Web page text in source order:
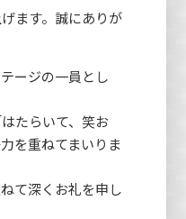
ます。誠にありが
ージの一員とし
たらいて、笑お
を重ねてまいりま
て深くお礼を申し